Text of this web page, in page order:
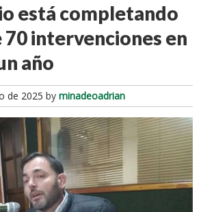
está completando
intervenciones en
año
de 2025 by minadeoadrian